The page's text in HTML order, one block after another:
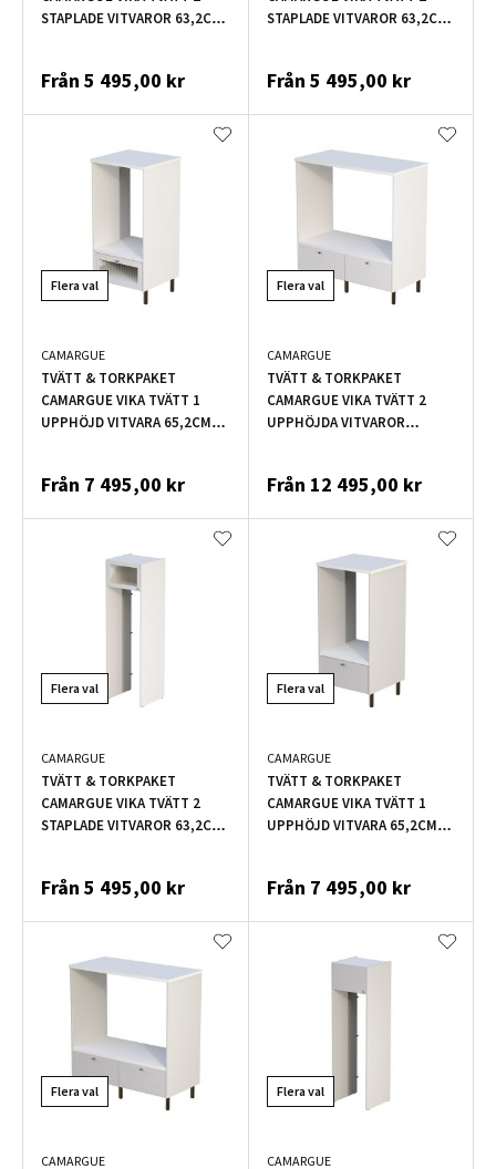
STAPLADE VITVAROR 63,2CM
Från 5 495,00 kr
STAPLADE VITVAROR 63,2CM
Från 5 495,00 kr
Flera val
CAMARGUE
TVÄTT & TORKPAKET
CAMARGUE VIKA TVÄTT 1
UPPHÖJD VITVARA 65,2CM
Från 7 495,00 kr
Flera val
CAMARGUE
TVÄTT & TORKPAKET
CAMARGUE VIKA TVÄTT 2
UPPHÖJDA VITVAROR
Från 12 495,00 kr
Flera val
CAMARGUE
TVÄTT & TORKPAKET
CAMARGUE VIKA TVÄTT 2
STAPLADE VITVAROR 63,2CM
Från 5 495,00 kr
Flera val
CAMARGUE
TVÄTT & TORKPAKET
CAMARGUE VIKA TVÄTT 1
UPPHÖJD VITVARA 65,2CM
Från 7 495,00 kr
Flera val
CAMARGUE
Flera val
CAMARGUE